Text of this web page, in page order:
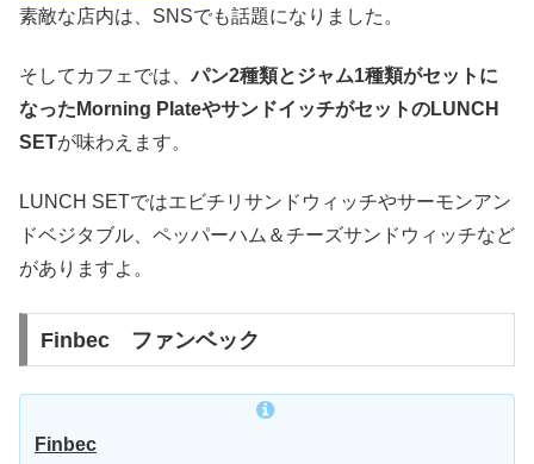
素敵な店内は、SNSでも話題になりました。
そしてカフェでは、パン2種類とジャム1種類がセットに
なったMorning PlateやサンドイッチがセットのLUNCH
SETが味わえます。
LUNCH SETではエビチリサンドウィッチやサーモンアン
ドベジタブル、ペッパーハム＆チーズサンドウィッチなど
がありますよ。
Finbec ファンベック
Finbec